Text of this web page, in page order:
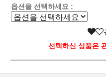
옵션을 선택하세요 :
선택하신 상품은